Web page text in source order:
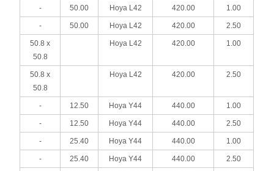
- 50.00 Hoya L42 420.00 1.00
- 50.00 Hoya L42 420.00 2.50
50.8 x
50.8
Hoya L42 420.00 1.00
50.8 x
50.8
Hoya L42 420.00 2.50
- 12.50 Hoya Y44 440.00 1.00
- 12.50 Hoya Y44 440.00 2.50
- 25.40 Hoya Y44 440.00 1.00
- 25.40 Hoya Y44 440.00 2.50